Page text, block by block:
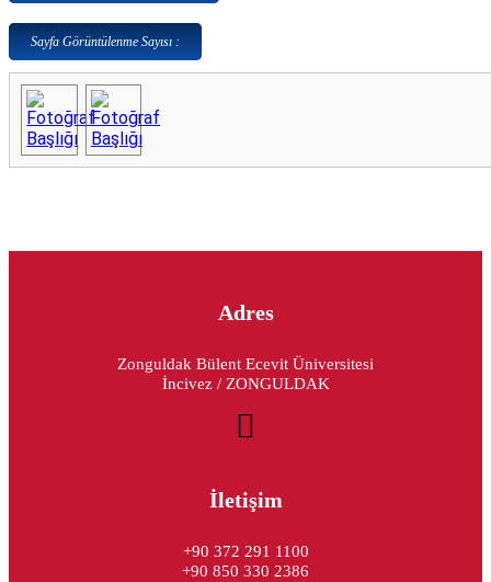
Sayfa Görüntülenme Sayısı :
Adres
Zonguldak Bülent Ecevit Üniversitesi
İncivez / ZONGULDAK
İletişim
+90 372 291 1100
+90 850 330 2386